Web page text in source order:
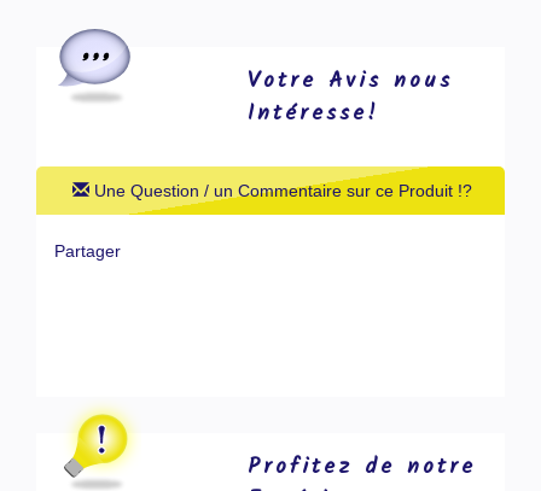
Votre Avis nous
Intéresse!
Une Question / un Commentaire sur ce Produit !?
Partager
Profitez de notre